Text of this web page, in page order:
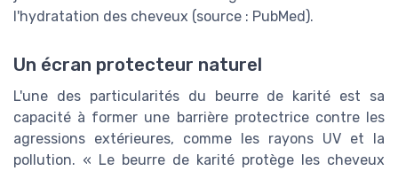
l'hydratation des cheveux (source : PubMed).
Un écran protecteur naturel
L'une des particularités du beurre de karité est sa
capacité à former une barrière protectrice contre les
agressions extérieures, comme les rayons UV et la
pollution. « Le beurre de karité protège les cheveux